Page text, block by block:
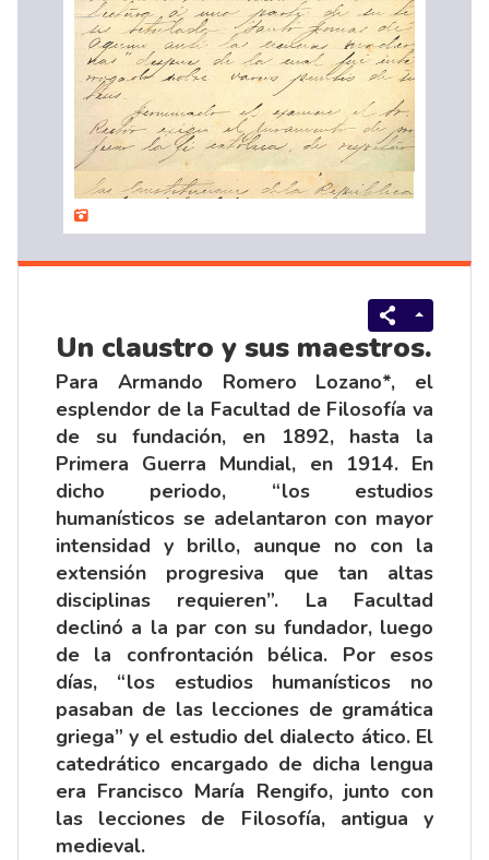
Un claustro y sus maestros.
Para Armando Romero Lozano*, el
esplendor de la Facultad de Filosofía va
de su fundación, en 1892, hasta la
Primera Guerra Mundial, en 1914. En
dicho periodo, “los estudios
humanísticos se adelantaron con mayor
intensidad y brillo, aunque no con la
extensión progresiva que tan altas
disciplinas requieren”. La Facultad
declinó a la par con su fundador, luego
de la confrontación bélica. Por esos
días, “los estudios humanísticos no
pasaban de las lecciones de gramática
griega” y el estudio del dialecto ático. El
catedrático encargado de dicha lengua
era Francisco María Rengifo, junto con
las lecciones de Filosofía, antigua y
medieval.